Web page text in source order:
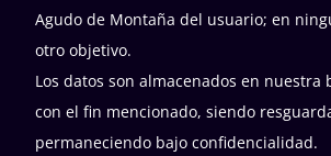
Agudo de Montaña del usuario; en
otro objetivo.
Los datos son almacenados en nuestra
con el fin mencionado, siendo
permaneciendo bajo confidencialidad.